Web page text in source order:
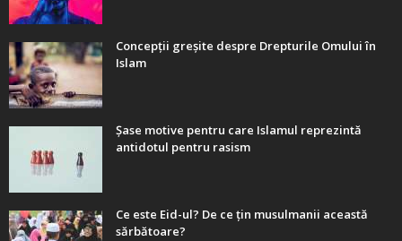
Concepții greșite despre Drepturile Omului în
Islam
Șase motive pentru care Islamul reprezintă
antidotul pentru rasism
Ce este Eid-ul? De ce țin musulmanii această
sărbătoare?